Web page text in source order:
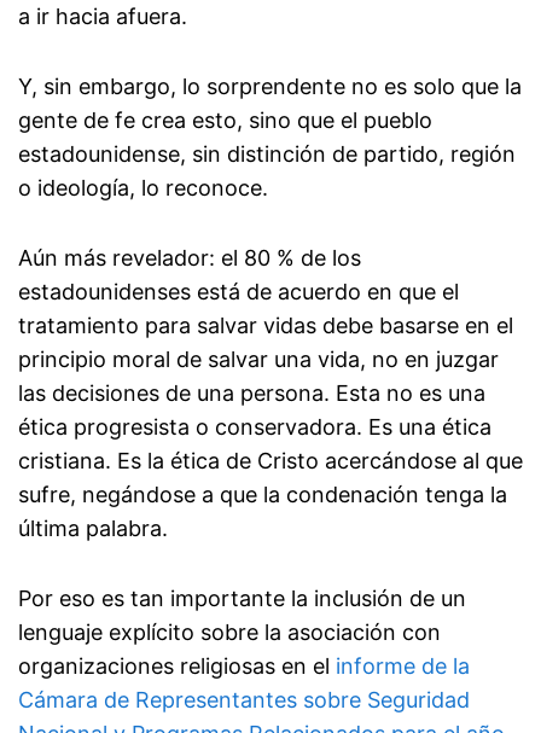
a ir hacia afuera.
Y, sin embargo, lo sorprendente no es solo que la
gente de fe crea esto, sino que el pueblo
estadounidense, sin distinción de partido, región
o ideología, lo reconoce.
Aún más revelador: el 80 % de los
estadounidenses está de acuerdo en que el
tratamiento para salvar vidas debe basarse en el
principio moral de salvar una vida, no en juzgar
las decisiones de una persona. Esta no es una
ética progresista o conservadora. Es una ética
cristiana. Es la ética de Cristo acercándose al que
sufre, negándose a que la condenación tenga la
última palabra.
Por eso es tan importante la inclusión de un
lenguaje explícito sobre la asociación con
organizaciones religiosas en el informe de la
Cámara de Representantes sobre Seguridad